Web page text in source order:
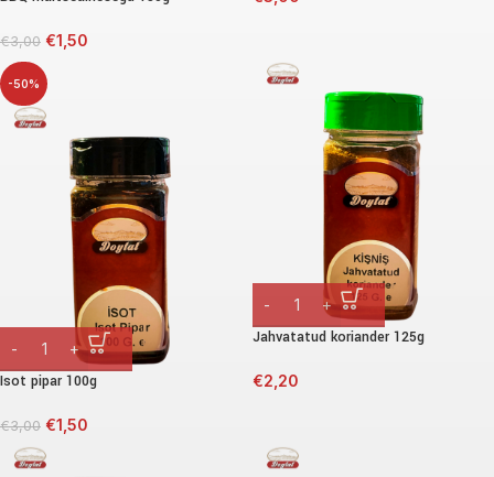
€3,00 €1,50
-50%
Isot pipar 100g
€3,00 €1,50
Jahvatatud koriander 125g
€2,20